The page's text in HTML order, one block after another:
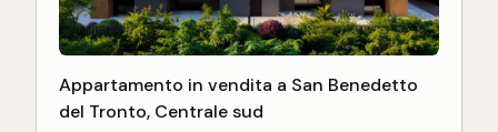
Appartamento in vendita a San Benedetto
del Tronto, Centrale sud